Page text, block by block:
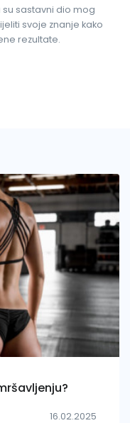
sastavni dio mog
svoje znanje kako
rezultate.
16.02.2025